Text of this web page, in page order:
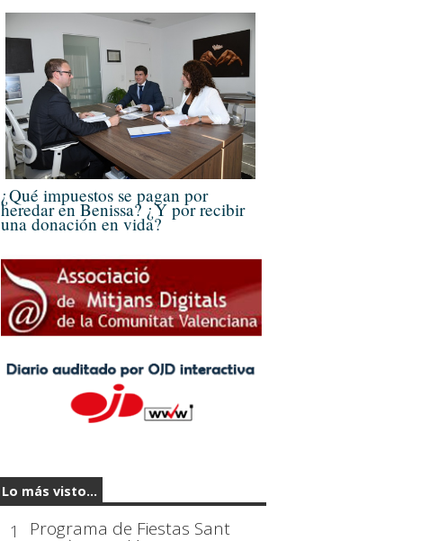
¿Qué impuestos se pagan por
heredar en Benissa? ¿Y por recibir
una donación en vida?
Lo más visto...
1 Programa de Fiestas Sant